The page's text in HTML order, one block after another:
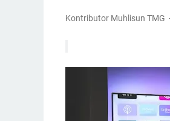
Kontributor Muhlisun TMG